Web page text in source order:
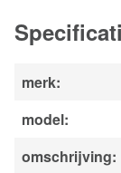
merk
model
omschrijving